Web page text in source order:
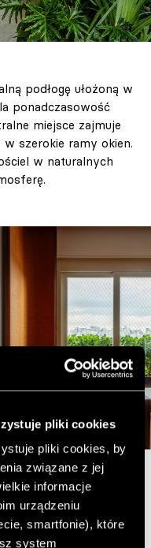
pliki cookies
pliki cookies, by
związane z jej
informacje
urządzeniu
smartfonie), które
system
podłogę ułożoną w
ponadczasowość
miejsce zajmuje
szerokie ramy okien.
w naturalnych
postawili na
Prywatne
barwach